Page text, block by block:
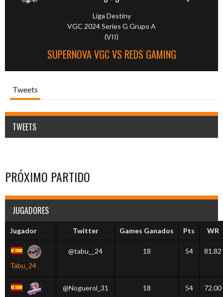
Liga Destiny
VGC 2024 Series G Grupo A
(VII)
SUPERNOVA VGC VS REDS GAMING
Tweets
TWEETS
PRÓXIMO PARTIDO
JUGADORES
Jugador Twitter Games Ganados Pts WR
Tabu_24
@tabu__24 18 54 81.82
@Noguerol_31 18 54 72.00